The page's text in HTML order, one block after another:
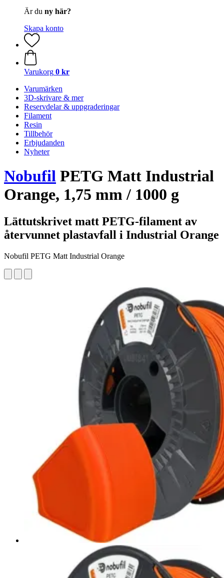
Är du ny här?
Skapa konto
Varukorg 0 kr
Varumärken
3D-skrivare & mer
Reservdelar & uppgraderingar
Filament
Resin
Tillbehör
Erbjudanden
Nyheter
Nobufil PETG Matt Industrial
Orange, 1,75 mm / 1000 g
Lättutskrivet matt PETG-filament av
återvunnet plastavfall i Industrial Orange
Nobufil PETG Matt Industrial Orange